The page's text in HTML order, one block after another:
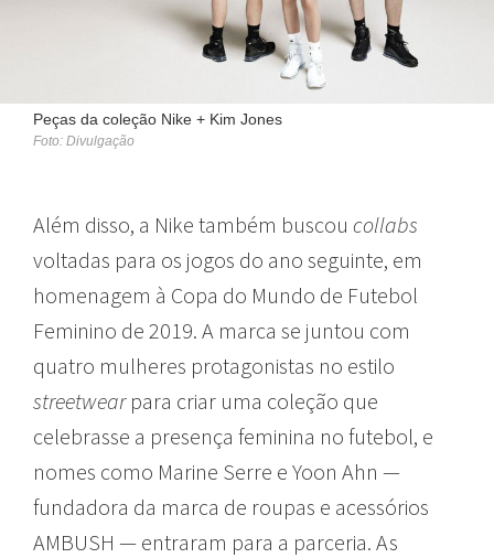
Peças da coleção Nike + Kim Jones
Foto: Divulgação
Além disso, a Nike também buscou collabs
voltadas para os jogos do ano seguinte, em
homenagem à Copa do Mundo de Futebol
Feminino de 2019. A marca se juntou com
quatro mulheres protagonistas no estilo
streetwearpara criar uma coleção que
celebrasse a presença feminina no futebol, e
nomes como Marine Serre e Yoon Ahn —
fundadora da marca de roupas e acessórios
AMBUSH — entraram para a parceria. As